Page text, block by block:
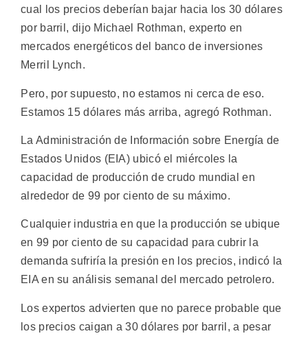
cual los precios deberían bajar hacia los 30 dólares
por barril, dijo Michael Rothman, experto en
mercados energéticos del banco de inversiones
Merril Lynch.
Pero, por supuesto, no estamos ni cerca de eso.
Estamos 15 dólares más arriba, agregó Rothman.
La Administración de Información sobre Energía de
Estados Unidos (EIA) ubicó el miércoles la
capacidad de producción de crudo mundial en
alrededor de 99 por ciento de su máximo.
Cualquier industria en que la producción se ubique
en 99 por ciento de su capacidad para cubrir la
demanda sufriría la presión en los precios, indicó la
EIA en su análisis semanal del mercado petrolero.
Los expertos advierten que no parece probable que
los precios caigan a 30 dólares por barril, a pesar